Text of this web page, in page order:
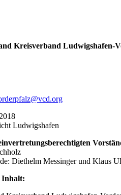
Kreisverband Ludwigshafen-
vcd.org
Ludwigshafen
Diethelm Messinger und Klaus
Inhalt: